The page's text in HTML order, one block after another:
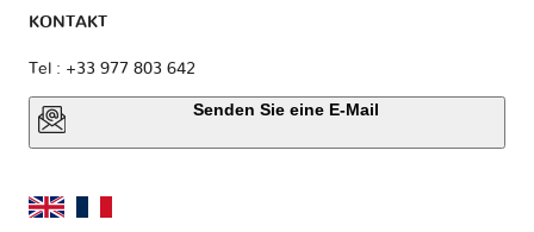
KONTAKT
Tel : +33 977 803 642
Senden Sie eine E-Mail